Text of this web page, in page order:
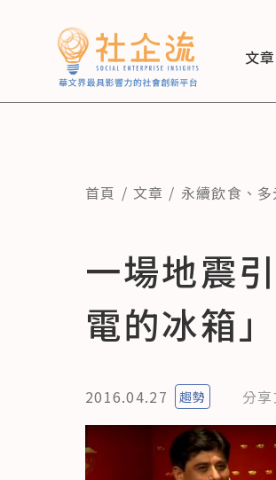
文章
首頁 文章 永續飲食 、
一場地震
電的冰箱」
2016.04.27 趨勢 分享